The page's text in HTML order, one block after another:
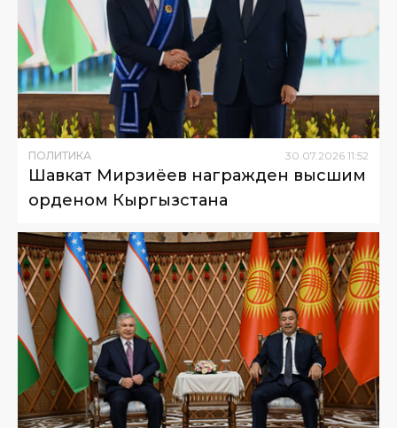
ПОЛИТИКА 30 07 2026 11:52
Шавкат Мирзиёев награжден высшим
орденом Кыргызстана